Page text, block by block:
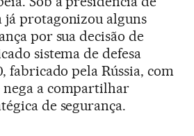
já protagonizou alguns
por sua decisão de
sistema de defesa
fabricado pela Rússia, com
nega a compartilhar
de segurança.